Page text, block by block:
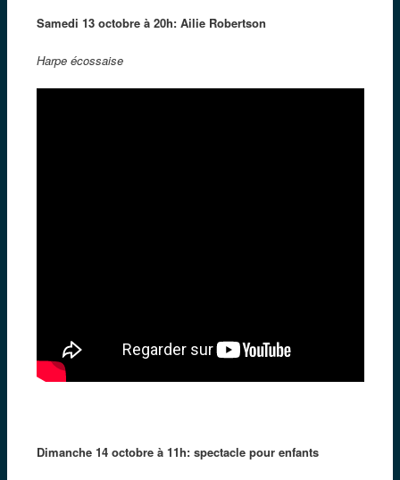
Samedi 13 octobre à 20h: Ailie Robertson
Harpe écossaise
Dimanche 14 octobre à 11h: spectacle pour enfants